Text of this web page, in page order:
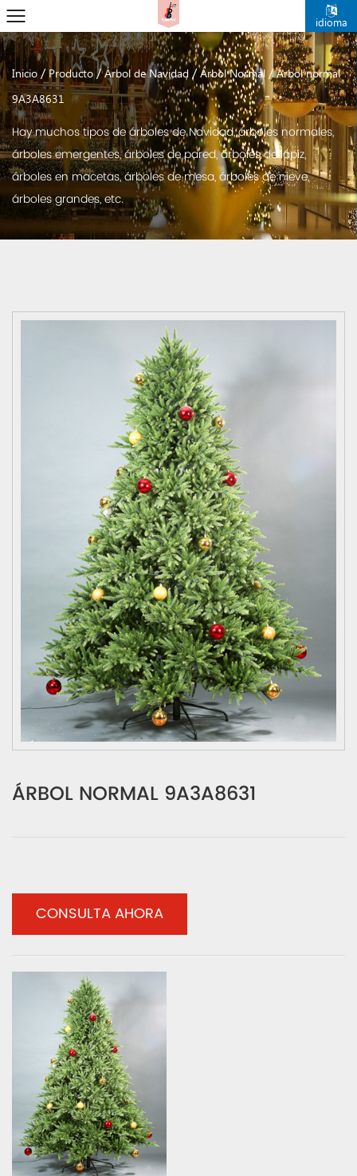
idioma
Inicio/ Producto/Árbol de Navidad /Árbol Normal /Árbol normal
9A3A8631
Hay muchos tipos de árboles de Navidad, árboles normales,
árboles emergentes, árboles de pared, árboles de lápiz,
árboles en macetas, árboles de mesa, árboles de nieve,
árboles grandes, etc.
ÁRBOL NORMAL 9A3A8631
CONSULTA AHORA